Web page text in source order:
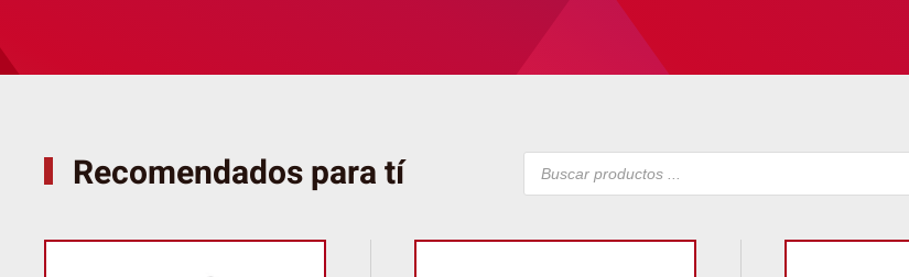
Recomendados para tí Búsqueda
de
productos